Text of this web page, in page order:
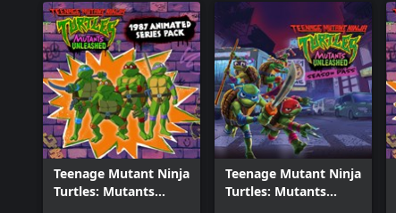
Teenage Mutant Ninja
Turtles: Mutants
Teenage Mutant Ninja
Turtles: Mutants